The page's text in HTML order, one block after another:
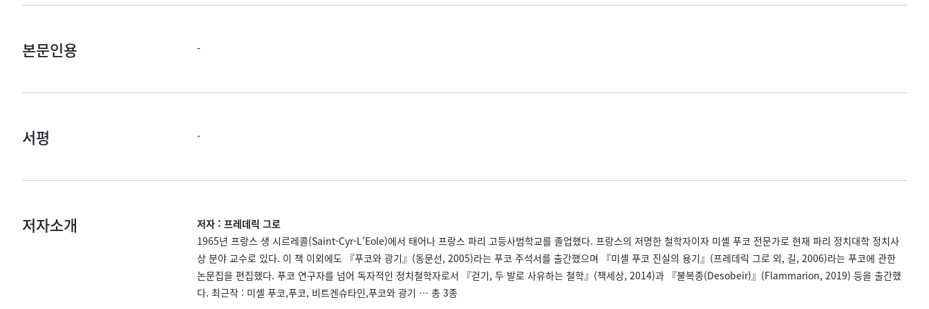
본문인용 -
서평 -
저자소개
저자 : 프레데릭 그로
1965년 프랑스 생 시르레콜(Saint-Cyr-L'Eole)에서 태어나 프랑스 파리 고등사범학교를 졸업했다. 프랑스의 저명한 철학자이자 미셸 푸코 전문가로 현재 파리 정치대학 정치사
상 분야 교수로 있다. 이 책 이외에도 『푸코와 광기』(동문선, 2005)라는 푸코 주석서를 출간했으며 『미셸 푸코 진실의 용기』(프레데릭 그로 외, 길, 2006)라는 푸코에 관한
논문집을 편집했다. 푸코 연구자를 넘어 독자적인 정치철학자로서 『걷기, 두 발로 사유하는 철학』(책세상, 2014)과 『불복종(Desobeir)』(Flammarion, 2019) 등을 출간했
다. 최근작 : 미셸 푸코,푸코, 비트겐슈타인,푸코와 광기 … 총 3종